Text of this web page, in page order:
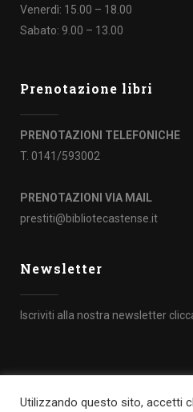
Venerdì: 15.00 – 18.00
Sabato: 9.00 – 13.00
Prenotazione libri
PRENOTAZIONI TELEFONICHE
T. 0141/593002
PRENOTAZIONI VIA MAIL
prestiti@bibliotecastense.it
Newsletter
Iscriviti alla nostra newsletter
Utilizzando questo sito, accetti